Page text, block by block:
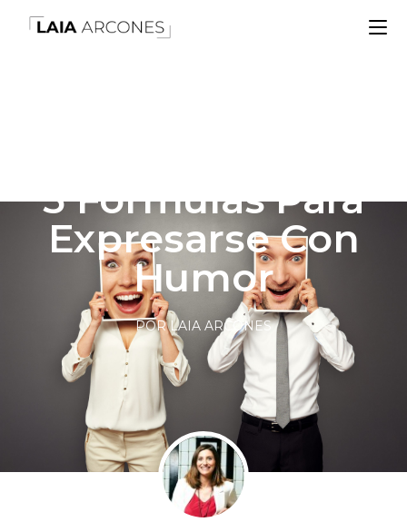
5 Fórmulas Para
Expresarse Con
Humor
POR LAIA ARCONES